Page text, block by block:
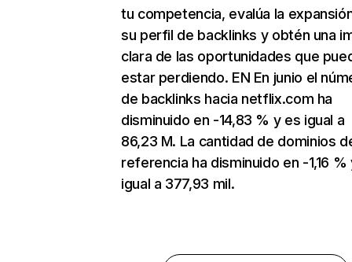
tu competencia, evalúa la
su perfil de backlinks y obtén una
clara de las oportunidades que
estar perdiendo. EN En junio el
de backlinks hacia netflix.com ha
disminuido en -14,83 % y es igual a
86,23 M. La cantidad de dominios
referencia ha disminuido en -1,16 %
igual a 377,93 mil.